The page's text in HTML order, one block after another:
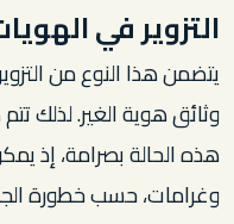
التزوير في
يتضمن هذا النوع من
وثائق هوية الغير. لذلك
هذه الحالة بصرامة، إذ
وغرامات، حسب خطورة